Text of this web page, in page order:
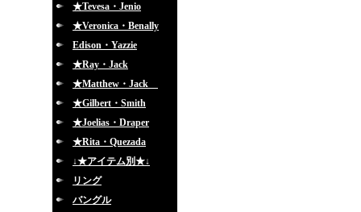
★Tevesa・Jenio
★Veronica・Benally
Edison・Yazzie
★Ray・Jack
★Matthew・Jack
★Gilbert・Smith
★Joelias・Draper
★Rita・Quezada
↓★アイテム別★↓
リング
バングル